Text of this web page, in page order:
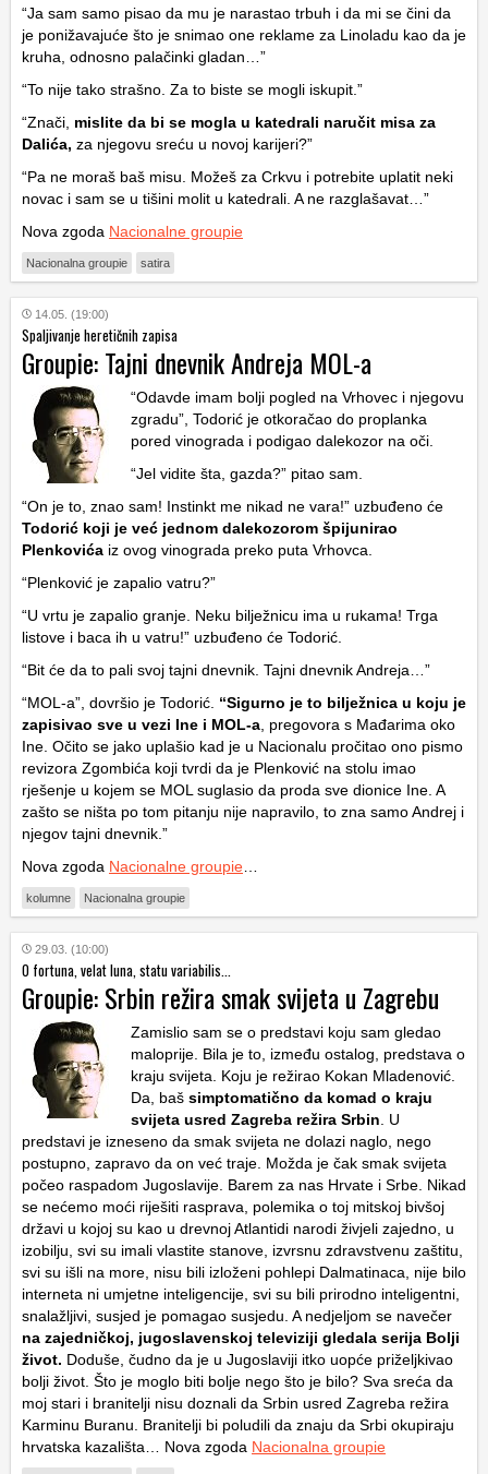
“Ja sam samo pisao da mu je narastao trbuh i da mi se čini da
je ponižavajuće što je snimao one reklame za Linoladu kao da je
kruha, odnosno palačinki gladan…”
“To nije tako strašno. Za to biste se mogli iskupit.”
“Znači, mislite da bi se mogla u katedrali naručit misa za
Dalića, za njegovu sreću u novoj karijeri?”
“Pa ne moraš baš misu. Možeš za Crkvu i potrebite uplatit neki
novac i sam se u tišini molit u katedrali. A ne razglašavat…”
Nova zgoda Nacionalne groupie
Nacionalna groupie satira
14.05. (19:00)
Spaljivanje heretičnih zapisa
Groupie: Tajni dnevnik Andreja MOL-a
“Odavde imam bolji pogled na Vrhovec i njegovu
zgradu”, Todorić je otkoračao do proplanka
pored vinograda i podigao dalekozor na oči.
“Jel vidite šta, gazda?” pitao sam.
“On je to, znao sam! Instinkt me nikad ne vara!” uzbuđeno će
Todorić koji je već jednom dalekozorom špijunirao
Plenkovića iz ovog vinograda preko puta Vrhovca.
“Plenković je zapalio vatru?”
“U vrtu je zapalio granje. Neku bilježnicu ima u rukama! Trga
listove i baca ih u vatru!” uzbuđeno će Todorić.
“Bit će da to pali svoj tajni dnevnik. Tajni dnevnik Andreja…”
“MOL-a”, dovršio je Todorić. “Sigurno je to bilježnica u koju je
zapisivao sve u vezi Ine i MOL-a , pregovora s Mađarima oko
Ine. Očito se jako uplašio kad je u Nacionalu pročitao ono pismo
revizora Zgombića koji tvrdi da je Plenković na stolu imao
rješenje u kojem se MOL suglasio da proda sve dionice Ine. A
zašto se ništa po tom pitanju nije napravilo, to zna samo Andrej i
njegov tajni dnevnik.”
Nova zgoda Nacionalne groupie
kolumne Nacionalna groupie
29.03. (10:00)
O fortuna, velat luna, statu variabilis...
Groupie: Srbin režira smak svijeta u Zagrebu
Zamislio sam se o predstavi koju sam gledao
maloprije. Bila je to, između ostalog, predstava o
kraju svijeta. Koju je režirao Kokan Mladenović.
Da, baš simptomatično da komad o kraju
svijeta usred Zagreba režira Srbin . U
predstavi je izneseno da smak svijeta ne dolazi naglo, nego
postupno, zapravo da on već traje. Možda je čak smak svijeta
počeo raspadom Jugoslavije. Barem za nas Hrvate i Srbe. Nikad
se nećemo moći riješiti rasprava, polemika o toj mitskoj bivšoj
državi u kojoj su kao u drevnoj Atlantidi narodi živjeli zajedno, u
izobilju, svi su imali vlastite stanove, izvrsnu zdravstvenu zaštitu,
svi su išli na more, nisu bili izloženi pohlepi Dalmatinaca, nije bilo
interneta ni umjetne inteligencije, svi su bili prirodno inteligentni,
snalažljivi, susjed je pomagao susjedu. A nedjeljom se navečer
na zajedničkoj, jugoslavenskoj televiziji gledala serija Bolji
život. Doduše, čudno da je u Jugoslaviji itko uopće priželjkivao
bolji život. Što je moglo biti bolje nego što je bilo? Sva sreća da
moj stari i branitelji nisu doznali da Srbin usred Zagreba režira
Karminu Buranu. Branitelji bi poludili da znaju da Srbi okupiraju
hrvatska kazališta… Nova zgoda Nacionalna groupie